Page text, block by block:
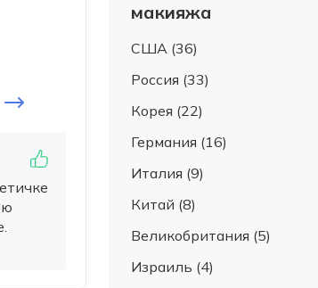
макияжа
США (36)
Россия (33)
Корея (22)
Германия (16)
Италия (9)
Китай (8)
Великобритания (5)
Израиль (4)